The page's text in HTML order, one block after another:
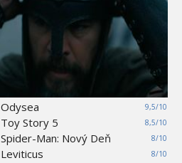
9,5/10
Odysea
8,5/10
Toy Story 5
8/10
Spider-Man: Nový Deň
8/10
Leviticus